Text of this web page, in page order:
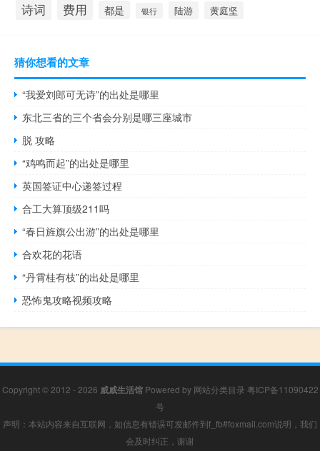
诗词 费用 都是 银行 陆游 黄庭坚
猜你想看的文章
“我爱刘郎可无诗”的出处是哪里
东北三省的三个省会分别是哪三座城市
脱 攻略
“鸡鸣而起”的出处是哪里
英国签证中心递签过程
合工大算顶级211吗
“春日旌旗公出游”的出处是哪里
合欢花的花语
“丹霄桂有枝”的出处是哪里
恐怖鬼攻略视频攻略
Copyright © 2012 - 2026 威威生活馆Powered by 网站分类目录 粤ICP备11090422
号
声明：本站内容来自互联网，如信息有错误可发邮件到f_fb#foxmail.com说明，我们
会及时纠正，谢谢